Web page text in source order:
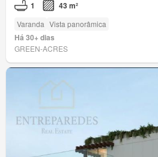
1 43 m²
Varanda Vista panorâmica
Há 30+ dias
GREEN-ACRES